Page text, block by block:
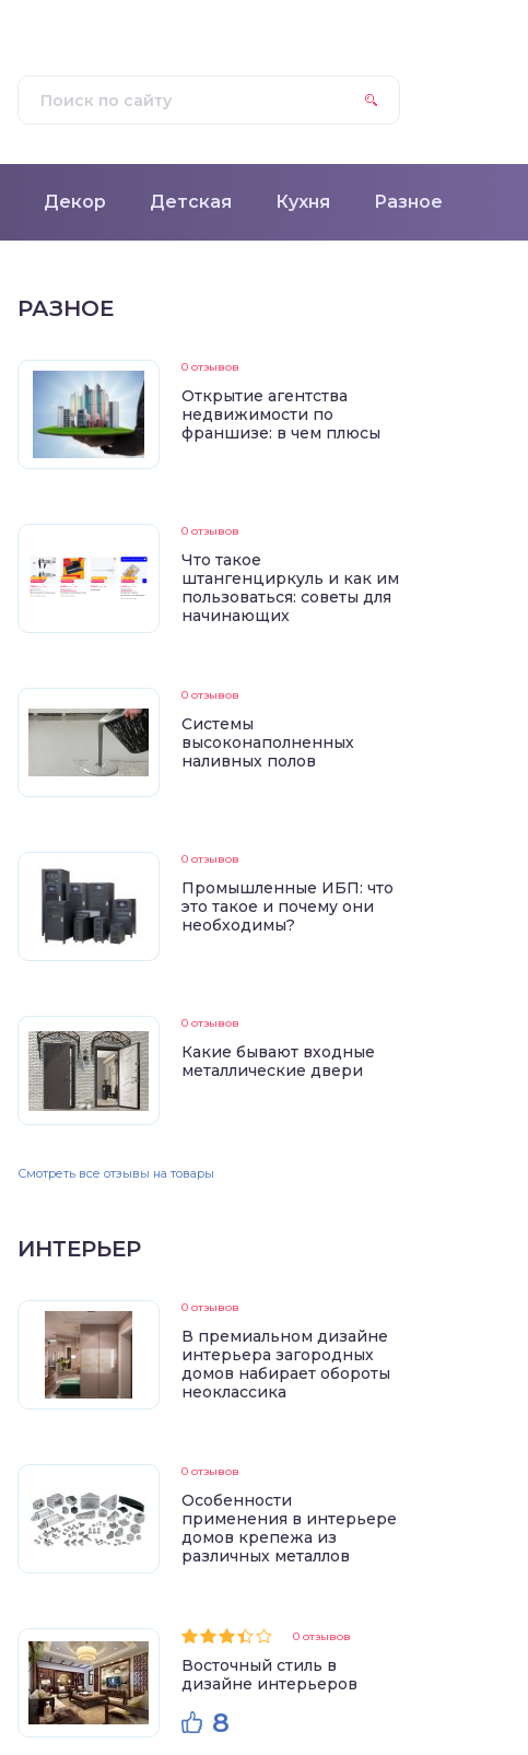
Декор Детская Кухня Разное
РАЗНОЕ
0 отзывов
Открытие агентства
недвижимости по
франшизе: в чем плюсы
0 отзывов
Что такое
штангенциркуль и как им
пользоваться: советы для
начинающих
0 отзывов
Системы
высоконаполненных
наливных полов
0 отзывов
Промышленные ИБП: что
это такое и почему они
необходимы?
0 отзывов
Какие бывают входные
металлические двери
Смотреть все отзывы на товары
ИНТЕРЬЕР
0 отзывов
В премиальном дизайне
интерьера загородных
домов набирает обороты
неоклассика
0 отзывов
Особенности
применения в интерьере
домов крепежа из
различных металлов
0 отзывов
Восточный стиль в
дизайне интерьеров
8